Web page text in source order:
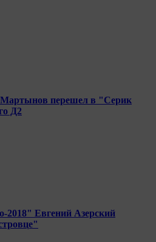
перешел в "Серик
Д2
Евгений Азерский